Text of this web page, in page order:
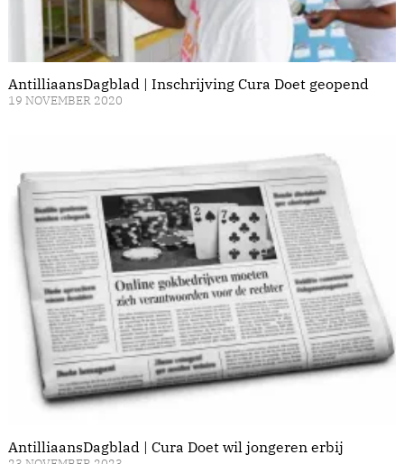
AntilliaansDagblad | Inschrijving Cura Doet geopend
19 NOVEMBER 2020
AntilliaansDagblad | Cura Doet wil jongeren erbij